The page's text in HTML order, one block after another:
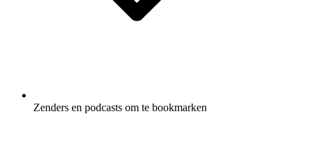
Zenders en podcasts om te bookmarken